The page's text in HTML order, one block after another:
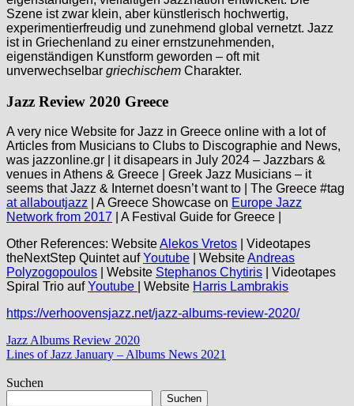
Szene ist zwar klein, aber künstlerisch hochwertig,
experimentierfreudig und zunehmend global vernetzt. Jazz
ist in Griechenland zu einer ernstzunehmenden,
eigenständigen Kunstform geworden – oft mit
unverwechselbar griechischem Charakter.
Jazz Review 2020 Greece
A very nice Website for Jazz in Greece online with a lot of
Articles from Musicians to Clubs to Discographie and News,
was jazzonline.gr | it disapears in July 2024 – Jazzbars &
venues in Athens & Greece | Greek Jazz Musicians – it
seems that Jazz & Internet doesn’t want to | The Greece #tag
at allaboutjazz | A Greece Showcase on Europe Jazz
Network from 2017 | A Festival Guide for Greece |
Other References: WebsiteAlekos Vretos | Videotapes
theNextStep Quintet aufYoutube | WebsiteAndreas
Polyzogopoulos | Website Stephanos Chytiris | Videotapes
Spiral Trio aufYoutube | Website Harris Lambrakis
https://verhoovensjazz.net/jazz-albums-review-2020/
Beitragsnavigation
Vorheriger
Beitrag:
Jazz Albums Review 2020
Nächster
Lines of Jazz January – Albums News 2021
Suchen
Suchen